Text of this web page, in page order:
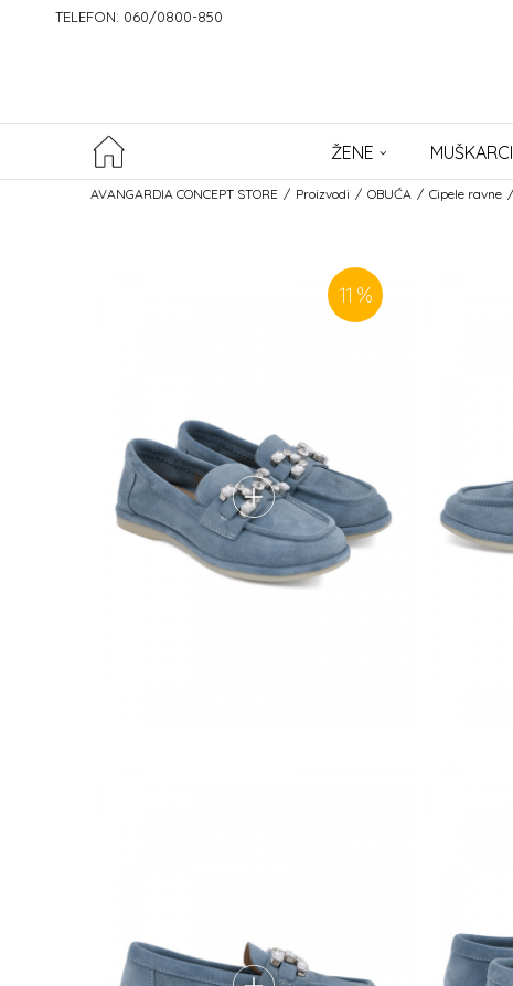
TELEFON: 060/0800-850
ŽENE MUŠKARCI
AVANGARDIA CONCEPT STORE Proizvodi OBUĆA Cipele ravne
11 %